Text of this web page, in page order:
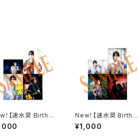
！【速水奨 Birthda
】ブロマ
セット
New！【速水奨 Birthda
y Party2026】ブロマ
イドBセット
¥1,000